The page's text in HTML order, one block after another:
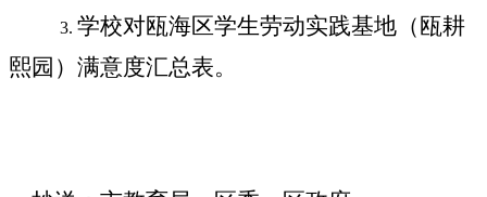
3. 学校对瓯海区学生劳动实践基地（瓯耕
熙园）满意度汇总表。